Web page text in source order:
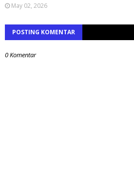
May 02, 2026
POSTING KOMENTAR
0 Komentar